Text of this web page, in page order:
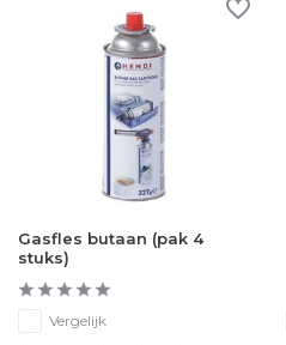
Gasfles butaan (pak 4
stuks)
Vergelijk